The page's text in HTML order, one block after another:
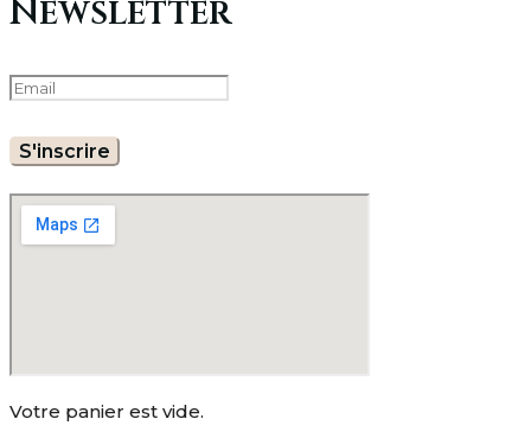
Newsletter
Votre panier est vide.